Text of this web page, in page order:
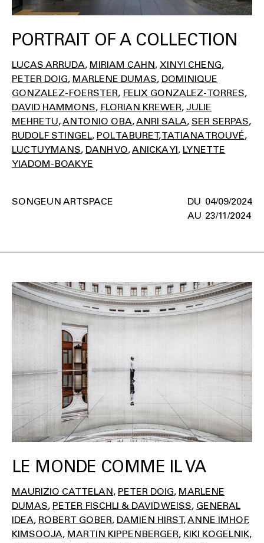
PORTRAIT OF A COLLECTION
LUCAS ARRUDA MIRIAM CAHN XINYI CHENG
PETER DOIG MARLENE DUMAS DOMINIQUE
GONZALEZ-FOERSTER FELIX GONZALEZ-TORRES
DAVID HAMMONS FLORIAN KREWER JULIE
MEHRETU ANTONIO OBA ANRI SALA SER SERPAS
RUDOLF STINGEL POL TABURET TATIANA TROUVÉ
LUC TUYMANS DANH VO ANICKA YI LYNETTE
YIADOM-BOAKYE
04/09/2024
23/11/2024
SONGEUN ARTSPACE
LE MONDE COMME IL VA
MAURIZIO CATTELAN PETER DOIG MARLENE
DUMAS PETER FISCHLI & DAVID WEISS GENERAL
IDEA ROBERT GOBER DAMIEN HIRST ANNE IMHOF
KIMSOOJA MARTIN KIPPENBERGER KIKI KOGELNIK